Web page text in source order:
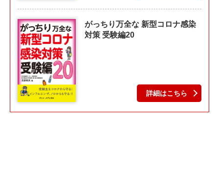
がっちり万全な 新型コロナ感染
対策 受験編20
詳細はこちら